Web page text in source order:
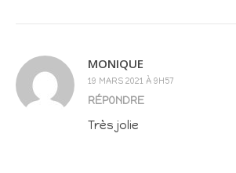
MONIQUE
19 MARS 2021 À 9H57
RÉPONDRE
Très jolie